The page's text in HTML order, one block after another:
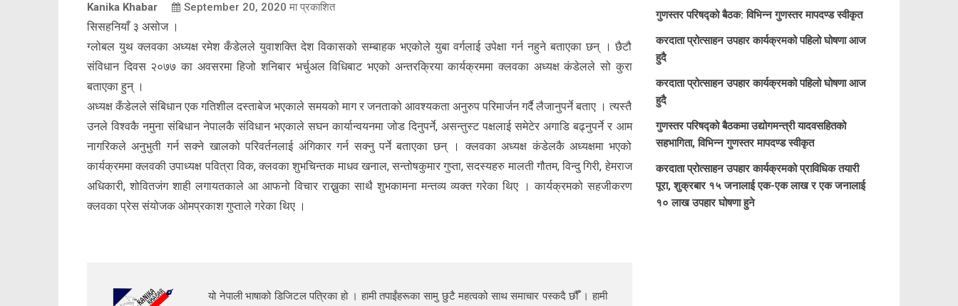
Kanika Khabar September 20, 2020 मा प्रकाशित
सिसहनियाँ ३ असोज ।
ग्लोबल युथ क्लवका अध्यक्ष रमेश कँडेलले युवाशक्ति देश विकासको सम्बाहक भएकोले युबा वर्गलाई उपेक्षा गर्न नहुने बताएका छन् । छैटौ
संविधान दिवस २०७७ का अवसरमा हिजो शनिबार भर्चुअल विधिबाट भएको अन्तरक्रिया कार्यक्रममा क्लवका अध्यक्ष कंडेलले सो कुरा
बताएका हुन् ।
अध्यक्ष कँडेलले संबिधान एक गतिशील दस्ताबेज भएकाले समयको माग र जनताको आवश्यकता अनुरुप परिमार्जन गर्दै लैजानुपर्ने बताए । त्यस्तै
उनले विश्वकै नमुना संबिधान नेपालकै संविधान भएकाले सघन कार्यान्वयनमा जोड दिनुपर्ने, असन्तुस्ट पक्षलाई समेटेर अगाडि बढ्नुपर्ने र आम
नागरिकले अनुभुती गर्न सक्ने खालको परिवर्तनलाई अंगिकार गर्न सक्नु पर्ने बताएका छन् । क्लवका अध्यक्ष कंडेलकै अध्यक्षमा भएको
कार्यक्रममा क्लवकी उपाध्यक्ष पवित्रा विक, क्लवका शुभचिन्तक माधव खनाल, सन्तोषकुमार गुप्ता, सदस्यहरु मालती गौतम, विन्दु गिरी, हेमराज
अधिकारी, शोवितजंग शाही लगायतकाले आ आफनो विचार राख्नुका साथै शुभकामना मन्तव्य व्यक्त गरेका थिए । कार्यक्रमको सहजीकरण
क्लवका प्रेस संयोजक ओमप्रकाश गुप्ताले गरेका थिए ।
यो नेपाली भाषाको डिजिटल पत्रिका हो । हामी तपाईंहरूका सामु छुटै महत्वको साथ समाचार पस्कदै छौँँ । हामी
गुणस्तर परिषद्को बैठक: विभिन्न गुणस्तर मापदण्ड स्वीकृत
करदाता प्रोत्साहन उपहार कार्यक्रमको पहिलो घोषणा आज
हुदै
करदाता प्रोत्साहन उपहार कार्यक्रमको पहिलो घोषणा आज
हुदै
गुणस्तर परिषद्को बैठकमा उद्योगमन्त्री यादवसहितको
सहभागिता, विभिन्न गुणस्तर मापदण्ड स्वीकृत
करदाता प्रोत्साहन उपहार कार्यक्रमको प्राविधिक तयारी
पूरा, शुक्रबार १५ जनालाई एक-एक लाख र एक जनालाई
१० लाख उपहार घोषणा हुने